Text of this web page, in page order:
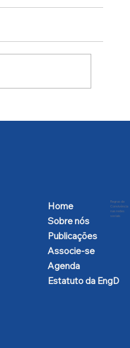
Home
Sobre nós
Publicações
Associe-se
Agenda
Estatuto da EngD
Regras de
Convivência
nas redes
sociais